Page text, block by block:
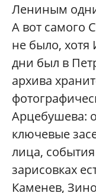
Лениным
А вот самого
не было,
дни был в
архива
Арцебушева:
ключевые
лица,
зарисовках
Каменев,